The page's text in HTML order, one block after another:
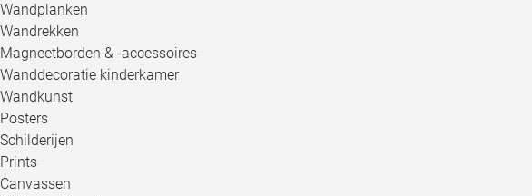
Wandplanken
Wandrekken
Magneetborden & -accessoires
Wanddecoratie kinderkamer
Wandkunst
Posters
Schilderijen
Prints
Canvassen